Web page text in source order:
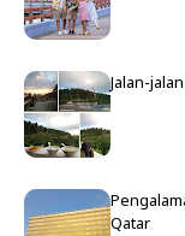
Jalan-
Qatar